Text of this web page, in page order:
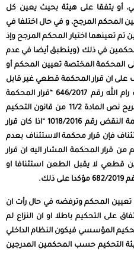
أو يتفقا على هيئة بحيث يعين كل
المحكم المرجح، و في حال اختلفا في
تعينهما اختيار المحكم المرجح وإذ
المحكمين في ذلك (وينطبق أيضا في عدم
المحكمة المختصة تعيين المحكم أو
على ان قرار المحكمة قطعي غير قابل
للطعن به وجاء قرار محكمة استئناف رام الله رقم 646/2017 “قرار المحكمة
بتعين محكم لا يقبل الطعن وفق صريح نص المادة 11/2 من قانون التحكيم
رقم 3 لسنة 2000″، وكذلك قرار محكمة النقض رقم 1018/2016 “اذا كان قرار
فإن قرار محكمة الاستئناف بعدم
قرار المحكمة المشار اليه ان قرار
قطعي لا يقبل الطعن استئنافا او
المحكم وترفضه في حال رأت ان
على التحكيم باطلا او ان النزاع لم
المؤسسي فيكون النظام الداخلي
التحكيم حسب المحكمين المدرجين